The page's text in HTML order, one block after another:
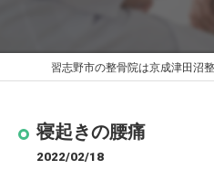
習志野市の整骨院は京成津田沼
寝起きの腰痛
2022/02/18